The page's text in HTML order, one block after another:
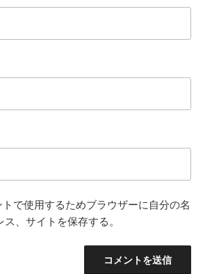
で使用するためブラウザーに自分の名
、サイトを保存する。